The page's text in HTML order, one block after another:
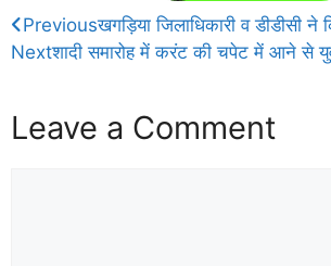
Previousखगड़िया जिलाधिकारी व डीडीसी ने
Nextशादी समारोह में करंट की चपेट में आने से
Leave a Comment